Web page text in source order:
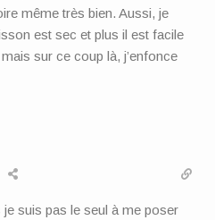
même très bien. Aussi, je
est sec et plus il est facile
sur ce coup là, j’enfonce
je suis pas le seul à me poser